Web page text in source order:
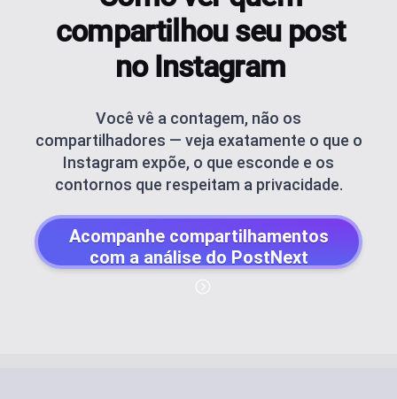
compartilhou seu post
no Instagram
Você vê a contagem, não os
compartilhadores — veja exatamente o que o
Instagram expõe, o que esconde e os
contornos que respeitam a privacidade.
Acompanhe compartilhamentos
com a análise do PostNext